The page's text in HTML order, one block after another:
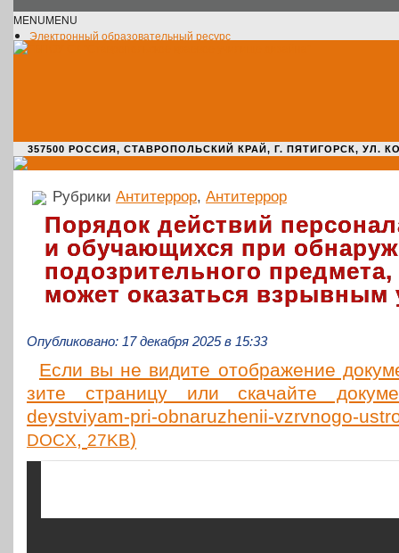
MENUMENU
Электронный образовательный ресурс
357500 РОССИЯ, СТАВРОПОЛЬСКИЙ КРАЙ, Г. ПЯТИГОРСК, УЛ.
Рубрики Антитеррор, Антитеррор
Порядок действий
и обучающихся при
подозрительного
может оказаться взрывным
Опубликовано: 17 декабря 2025 в 15:33
Если вы не видите отоб­ра­же­ние
зи­те стра­ни­цу или ска­чай­те
deystviyam-pri-obnaruzhenii-vzrvnogo-
DOCX, 27KB)